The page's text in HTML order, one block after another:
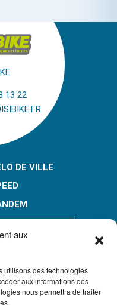
aux
utilisons des technologies
aux informations des
nous permettra de traiter
13 22
DE VILLE
FOIS* :
6000 € POUR LE 3X ET 4X.
DE VENTE